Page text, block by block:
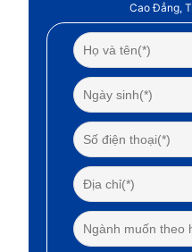
Cao Đẳng,